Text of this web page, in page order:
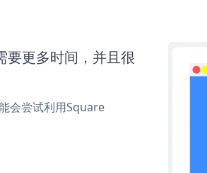
更多时间，并且很
会尝试利用Square